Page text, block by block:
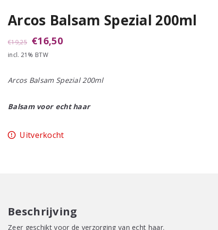
Arcos Balsam Spezial 200ml
€19,25 Oorspronkelijke
prijs
was:
€16,50Huidige
incl. 21% BTW
Arcos Balsam Spezial 200ml
Balsam voor echt haar
Uitverkocht
Beschrijving
Zeer geschikt voor de verzorging van echt haar.